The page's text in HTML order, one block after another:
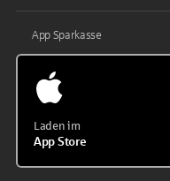
App Sparkasse
Laden im
App Store